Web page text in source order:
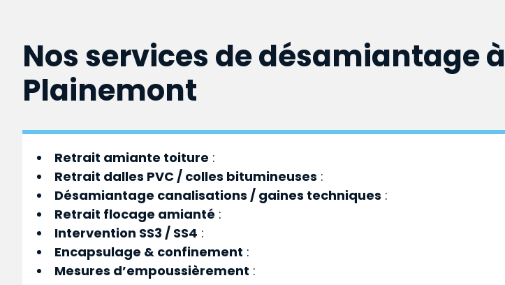
Nos services de désamiantage à
Plainemont
Retrait amiante toiture :
Retrait dalles PVC / colles bitumineuses :
Désamiantage canalisations / gaines techniques :
Retrait flocage amianté :
Intervention SS3 / SS4 :
Encapsulage & confinement :
Mesures d’empoussièrement :